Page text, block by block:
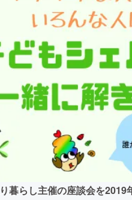
ビジネス・起業
まちづくり・地域活性化
暮らし主催の座談会を